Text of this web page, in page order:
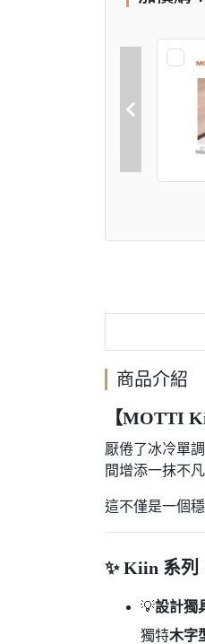
商品介紹
【MOTTI
厭倦了冰冷單
間增添一抹不
這不僅是一個
✨ Kiin 系列
💡設計獨
獨特木字